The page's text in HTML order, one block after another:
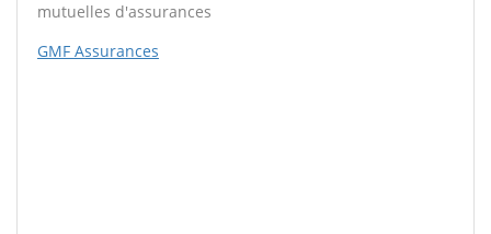
mutuelles d'assurances
GMF Assurances